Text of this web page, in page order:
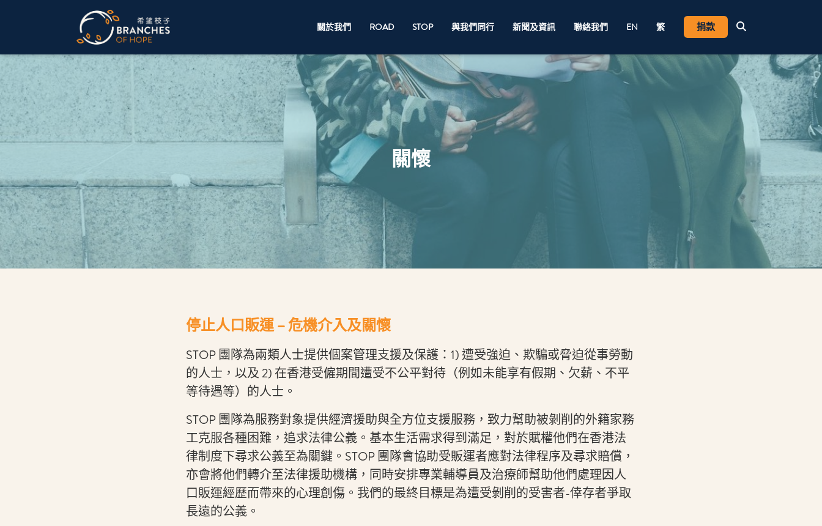
關於我們 ROAD STOP 與我們同行 新聞及資訊 聯絡我們 EN 繁 捐款
關懷
停止人口販運 – 危機介入及關懷
STOP 團隊為兩類人士提供個案管理支援及保護：1) 遭受強迫、欺騙或脅迫從事勞動
的人士，以及 2) 在香港受僱期間遭受不公平對待（例如未能享有假期、欠薪、不平
等待遇等）的人士。
STOP 團隊為服務對象提供經濟援助與全方位支援服務，致力幫助被剝削的外籍家務
工克服各種困難，追求法律公義。基本生活需求得到滿足，對於賦權他們在香港法
律制度下尋求公義至為關鍵。STOP 團隊會協助受販運者應對法律程序及尋求賠償，
亦會將他們轉介至法律援助機構，同時安排專業輔導員及治療師幫助他們處理因人
口販運經歷而帶來的心理創傷。我們的最終目標是為遭受剝削的受害者-倖存者爭取
長遠的公義。